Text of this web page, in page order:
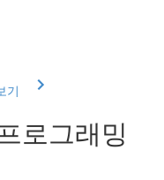
기
로그래밍